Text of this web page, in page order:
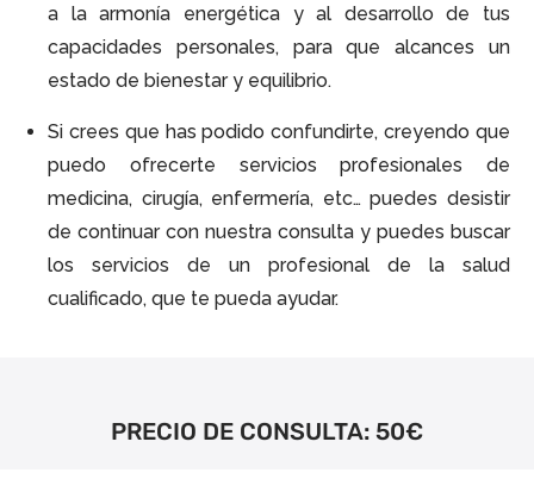
a la armonía energética y al desarrollo de tus
capacidades personales, para que alcances un
estado de bienestar y equilibrio.
Si crees que has podido confundirte, creyendo que
puedo ofrecerte servicios profesionales de
medicina, cirugía, enfermería, etc… puedes desistir
de continuar con nuestra consulta y puedes buscar
los servicios de un profesional de la salud
cualificado, que te pueda ayudar.
PRECIO DE CONSULTA: 50€